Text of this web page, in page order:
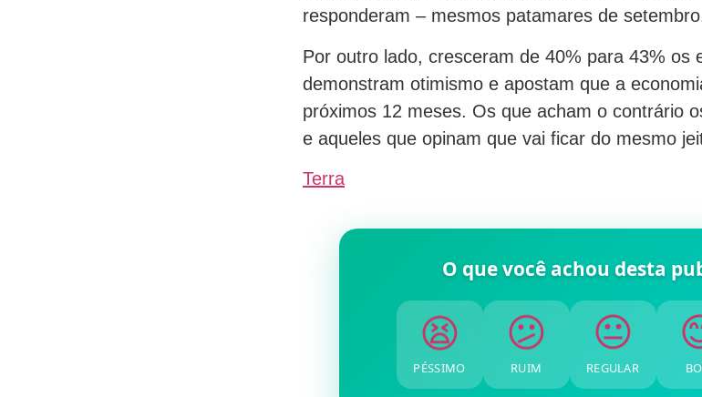
responderam – mesmos patamares de
Por outro lado, cresceram de 40% para 43% os
demonstram otimismo e apostam que a
próximos 12 meses. Os que acham o contrário
e aqueles que opinam que vai ficar do mesmo
Terra
O que você achou desta
😫
PÉSSIMO
😕
RUIM
😐
REGULAR